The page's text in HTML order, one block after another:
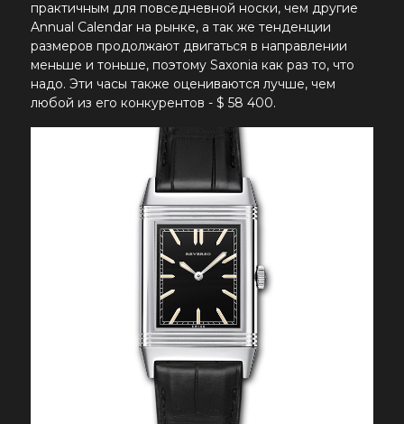
практичным для повседневной носки, чем другие
Annual Calendar на рынке, а так же тенденции
размеров продолжают двигаться в направлении
меньше и тоньше, поэтому Saxonia как раз то, что
надо. Эти часы также оцениваются лучше, чем
любой из его конкурентов - $ 58 400.